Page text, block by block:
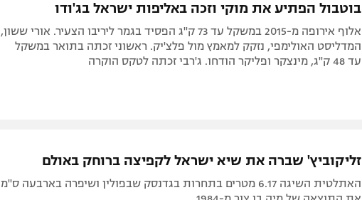
בוטבול הפתיע את מוקי וזכה באליפות ישראל בג'ודו
אלוף אירופה מ-2015 במשקל עד 73 ק"ג הפסיד בגמר ליריבו הצעיר. אורי ששון,
המדליסט האולימפי, נזקק למאמץ מול פלצ'יק. ראשוני זכתה בתואר במשקל
עד 48 ק"ג, מינצקר ופליקר הודחו. ג'רבי זכתה לטקס הוקרה
זליקוביץ' שברה את שיא ישראל לקפיצה ברוחק באולם
האתלטית השיגה 6.17 מטרים בתחרות בגדנסק שבפולין ושיפרה בארבעה ס"מ